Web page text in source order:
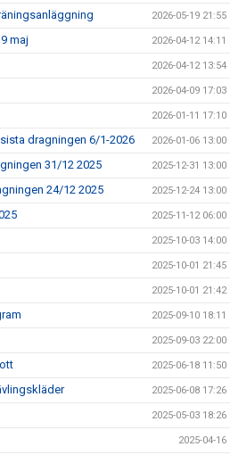
2026-05-19 21:55
maj 2026-04-12 14:11
2026-04-12 13:54
2026-04-09 17:03
2026-01-11 17:10
dragningen 6/1-2026 2026-01-06 13:00
31/12 2025 2025-12-31 13:00
24/12 2025 2025-12-24 13:00
2025-11-12 06:00
2025-10-03 14:00
2025-10-01 21:45
2025-10-01 21:42
2025-09-10 18:11
2025-09-03 22:00
2025-06-18 11:50
2025-06-08 17:26
2025-05-03 18:26
2025-04-16